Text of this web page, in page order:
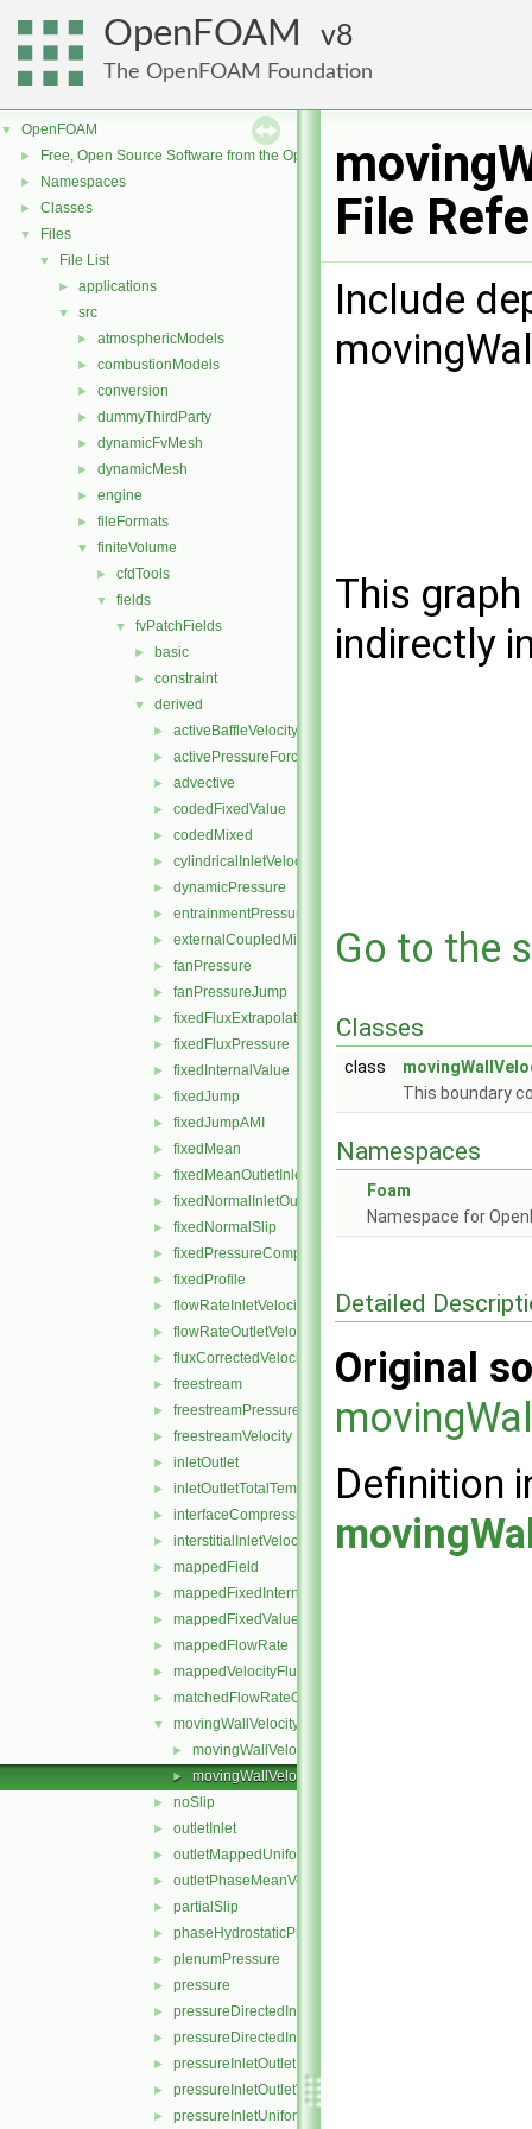
OpenFOAM 8
The OpenFOAM Foundation
▼ OpenFOAM
► Free, Open Source Software from the OpenFOAM Foundation
► Namespaces
► Classes
▼ Files
▼ File List
► applications
▼ src
► atmosphericModels
► combustionModels
► conversion
► dummyThirdParty
► dynamicFvMesh
► dynamicMesh
► engine
► fileFormats
▼ finiteVolume
► cfdTools
▼ fields
▼ fvPatchFields
► basic
► constraint
▼ derived
► activeBaffleVelocity
► activePressureForceBaffleVelocity
► advective
► codedFixedValue
► codedMixed
► cylindricalInletVelocity
► dynamicPressure
► entrainmentPressure
► externalCoupledMixed
► fanPressure
► fanPressureJump
► fixedFluxExtrapolatedPressure
► fixedFluxPressure
► fixedInternalValue
► fixedJump
► fixedJumpAMI
► fixedMean
► fixedMeanOutletInlet
► fixedNormalInletOutletVelocity
► fixedNormalSlip
► fixedPressureCompressibleDensity
► fixedProfile
► flowRateInletVelocity
► flowRateOutletVelocity
► fluxCorrectedVelocity
► freestream
► freestreamPressure
► freestreamVelocity
► inletOutlet
► inletOutletTotalTemperature
► interfaceCompression
► interstitialInletVelocity
► mappedField
► mappedFixedInternalValue
► mappedFixedValue
► mappedFlowRate
► mappedVelocityFluxFixedValue
► matchedFlowRateOutletVelocity
▼ movingWallVelocity
► movingWallVelocityFvPatchVectorField.C
► movingWallVelocityFvPatchVectorField.H
► noSlip
► outletInlet
► outletMappedUniformInlet
► outletPhaseMeanVelocity
► partialSlip
► phaseHydrostaticPressure
► plenumPressure
► pressure
► pressureDirectedInletOutletVelocity
► pressureDirectedInletVelocity
► pressureInletOutletParSlipVelocity
► pressureInletOutletVelocity
► pressureInletUniformVelocity
File
Include
This
indirectly
Go to the
Classes
class
This boundary
Namespaces
Foam
Namespace for
Detailed
Original
Definition